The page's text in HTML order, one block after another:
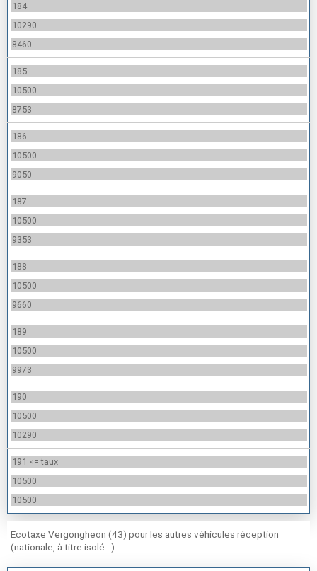
184
10290
8460
185
10500
8753
186
10500
9050
187
10500
9353
188
10500
9660
189
10500
9973
190
10500
10290
191 <= taux
10500
10500
Ecotaxe Vergongheon (43) pour les autres véhicules réception
(nationale, à titre isolé…)